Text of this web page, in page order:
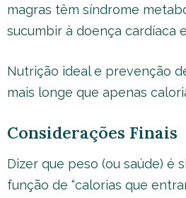
magras têm síndrome
sucumbir à doença cardíaca
Nutrição ideal e prevenção
mais longe que apenas
Considerações Finais
Dizer que peso (ou saúde) é
função de “calorias que